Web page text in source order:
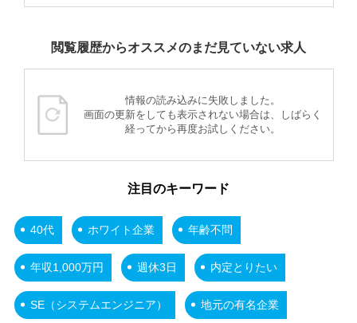
閲覧履歴からオススメのまだ見ていない求人
情報の読み込みに失敗しました。
画面の更新をしても表示されない場合は、しばらく
経ってから再度お試しください。
注目のキーワード
40代 ホワイト企業 年齢不問
年収1,000万円 週休3日 内定とりたい
SE（システムエンジニア） 地元の有名企業